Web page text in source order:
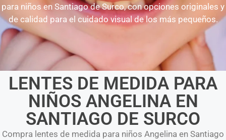
para niños en Santiago de Surco, con opciones originales y
de calidad para el cuidado visual de los más pequeños.
LENTES DE MEDIDA PARA
NIÑOS ANGELINA EN
SANTIAGO DE SURCO
Compra lentes de medida para niños Angelina en Santiago